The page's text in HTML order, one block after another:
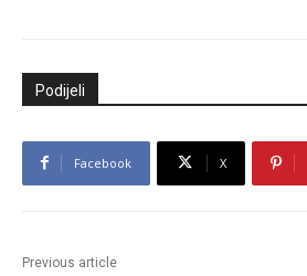
Podijeli
Facebook X
Previous article